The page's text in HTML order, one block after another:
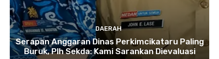
DAERAH
Serapan Anggaran Dinas Perkimcikataru Paling
Buruk, Plh Sekda: Kami Sarankan Dievaluasi